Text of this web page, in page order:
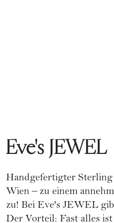
Eve's JEWEL
Handgefertigter Sterling
Wien – zu einem
zu! Bei Eve's JEWEL
Der Vorteil: Fast alles